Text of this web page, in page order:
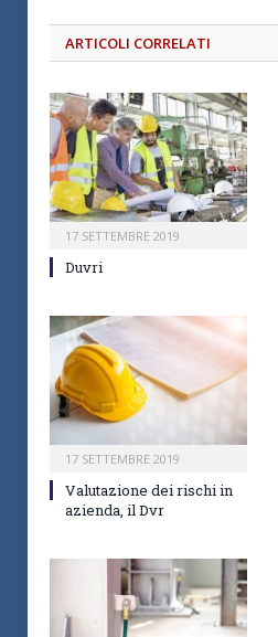
ARTICOLI CORRELATI
17 SETTEMBRE 2019
Duvri
17 SETTEMBRE 2019
Valutazione dei rischi in
azienda, il Dvr